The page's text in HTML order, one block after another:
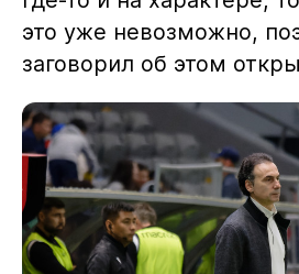
это уже невозможно,
заговорил об этом